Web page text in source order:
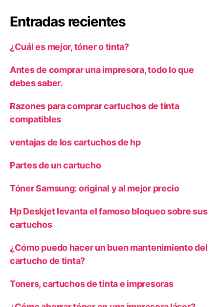
Entradas recientes
¿Cuál es mejor, tóner o tinta?
Antes de comprar una impresora, todo lo que
debes saber.
Razones para comprar cartuchos de tinta
compatibles
ventajas de los cartuchos de hp
Partes de un cartucho
Tóner Samsung: original y al mejor precio
Hp Deskjet levanta el famoso bloqueo sobre sus
cartuchos
¿Cómo puedo hacer un buen mantenimiento del
cartucho de tinta?
Toners, cartuchos de tinta e impresoras